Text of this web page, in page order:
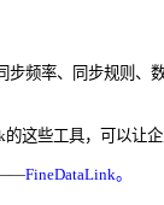
频率、同步规则、
这些工具，可以让
——FineDataLink。